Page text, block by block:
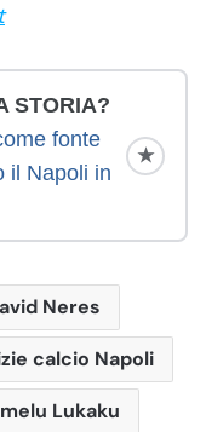
STORIA?
fonte
il Napoli in
★
Neres
calcio Napoli
Lukaku